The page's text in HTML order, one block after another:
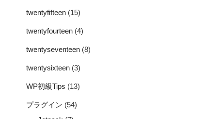
twentyfifteen (15)
twentyfourteen (4)
twentyseventeen (8)
twentysixteen (3)
WP初級Tips (13)
プラグイン (54)